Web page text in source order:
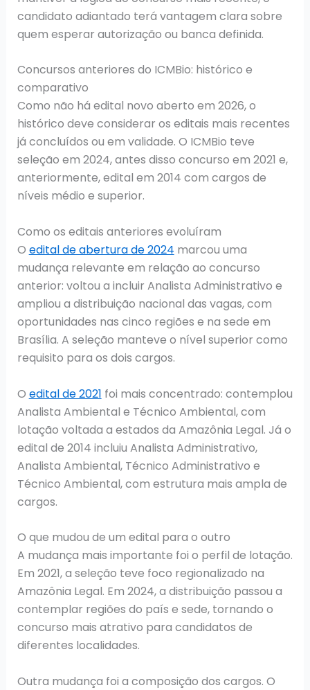
candidato adiantado terá vantagem clara sobre
quem esperar autorização ou banca definida.
Concursos anteriores do ICMBio: histórico e
comparativo
Como não há edital novo aberto em 2026, o
histórico deve considerar os editais mais recentes
já concluídos ou em validade. O ICMBio teve
seleção em 2024, antes disso concurso em 2021 e,
anteriormente, edital em 2014 com cargos de
níveis médio e superior.
Como os editais anteriores evoluíram
O edital de abertura de 2024 marcou uma
mudança relevante em relação ao concurso
anterior: voltou a incluir Analista Administrativo e
ampliou a distribuição nacional das vagas, com
oportunidades nas cinco regiões e na sede em
Brasília. A seleção manteve o nível superior como
requisito para os dois cargos.
O edital de 2021 foi mais concentrado: contemplou
Analista Ambiental e Técnico Ambiental, com
lotação voltada a estados da Amazônia Legal. Já o
edital de 2014 incluiu Analista Administrativo,
Analista Ambiental, Técnico Administrativo e
Técnico Ambiental, com estrutura mais ampla de
cargos.
O que mudou de um edital para o outro
A mudança mais importante foi o perfil de lotação.
Em 2021, a seleção teve foco regionalizado na
Amazônia Legal. Em 2024, a distribuição passou a
contemplar regiões do país e sede, tornando o
concurso mais atrativo para candidatos de
diferentes localidades.
Outra mudança foi a composição dos cargos. O